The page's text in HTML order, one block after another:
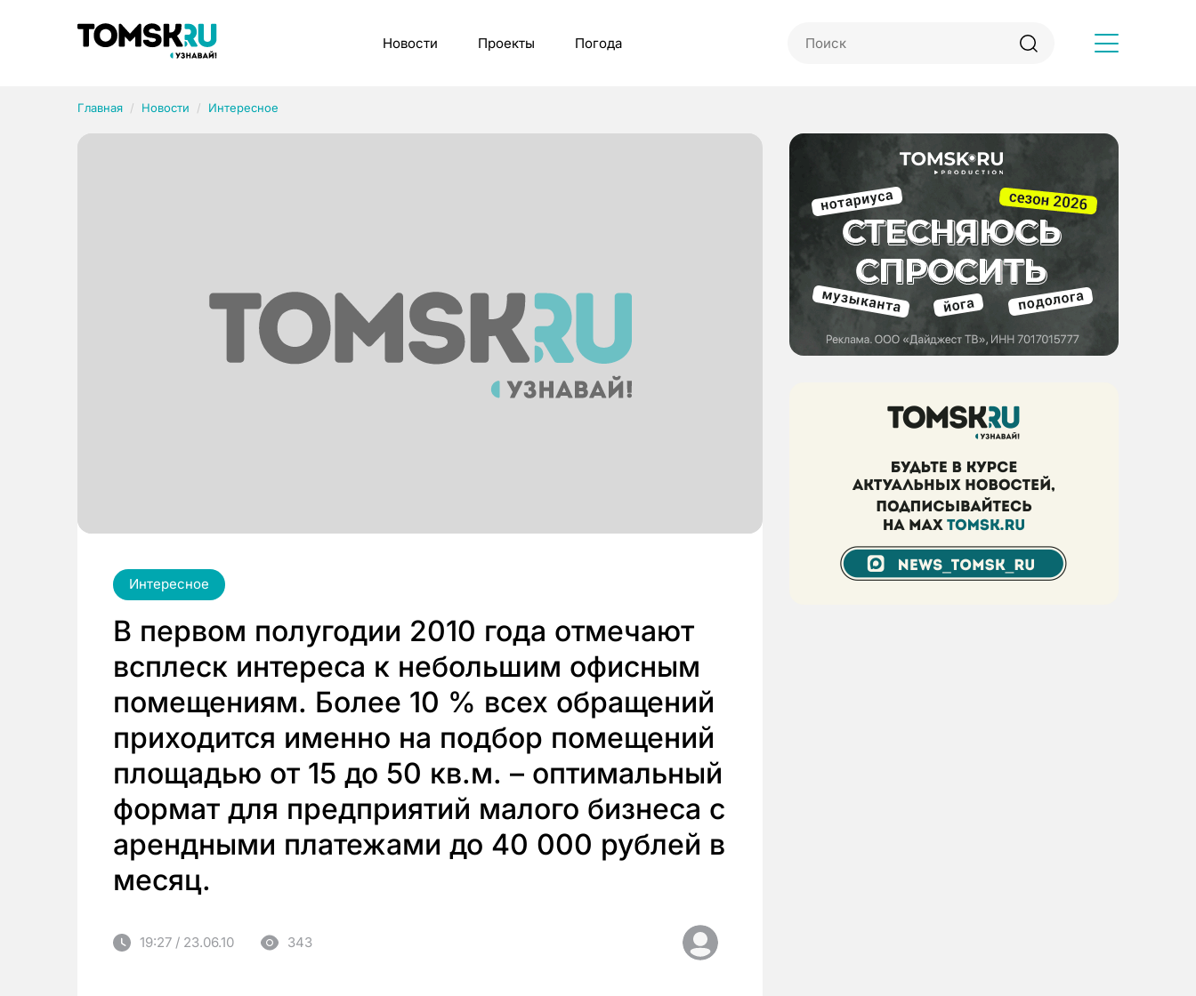
Новости Проекты Погода
Главная Новости Интересное
Интересное
В первом полугодии 2010 года отмечают
всплеск интереса к небольшим офисным
помещениям. Более 10 % всех обращений
приходится именно на подбор помещений
площадью от 15 до 50 кв.м. – оптимальный
формат для предприятий малого бизнеса с
арендными платежами до 40 000 рублей в
месяц.
19:27 / 23.06.10 343
Рубрики